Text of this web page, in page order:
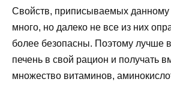
Свойств, приписываемых данному
много, но далеко не все из них
более безопасны. Поэтому лучше
печень в свой рацион и получать
множество витаминов,